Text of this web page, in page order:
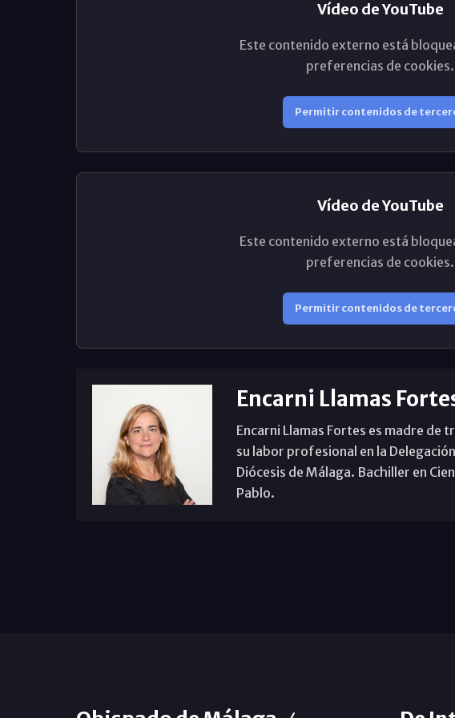
Vídeo de YouTube
Este contenido externo está
preferencias de cookies.
Permitir contenidos de
Vídeo de YouTube
Este contenido externo está
preferencias de cookies.
Permitir contenidos de
Encarni Llamas
Encarni Llamas Fortes es madre de
su labor profesional en la
Diócesis de Málaga. Bachiller en
Pablo.